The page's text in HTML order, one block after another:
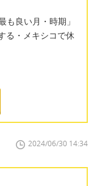
良い月・時期」
る・メキシコで休
2024/06/30 14:34